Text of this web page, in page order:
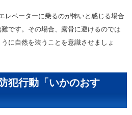
レベーターに乗るのが怖いと感じる場合
です。その場合、露骨に避けるのでは
に自然を装うことを意識させましょ
犯行動「いかのおす